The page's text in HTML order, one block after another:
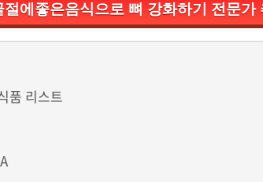
절에좋은음식으로 뼈 강화하기 전문가
품 리스트